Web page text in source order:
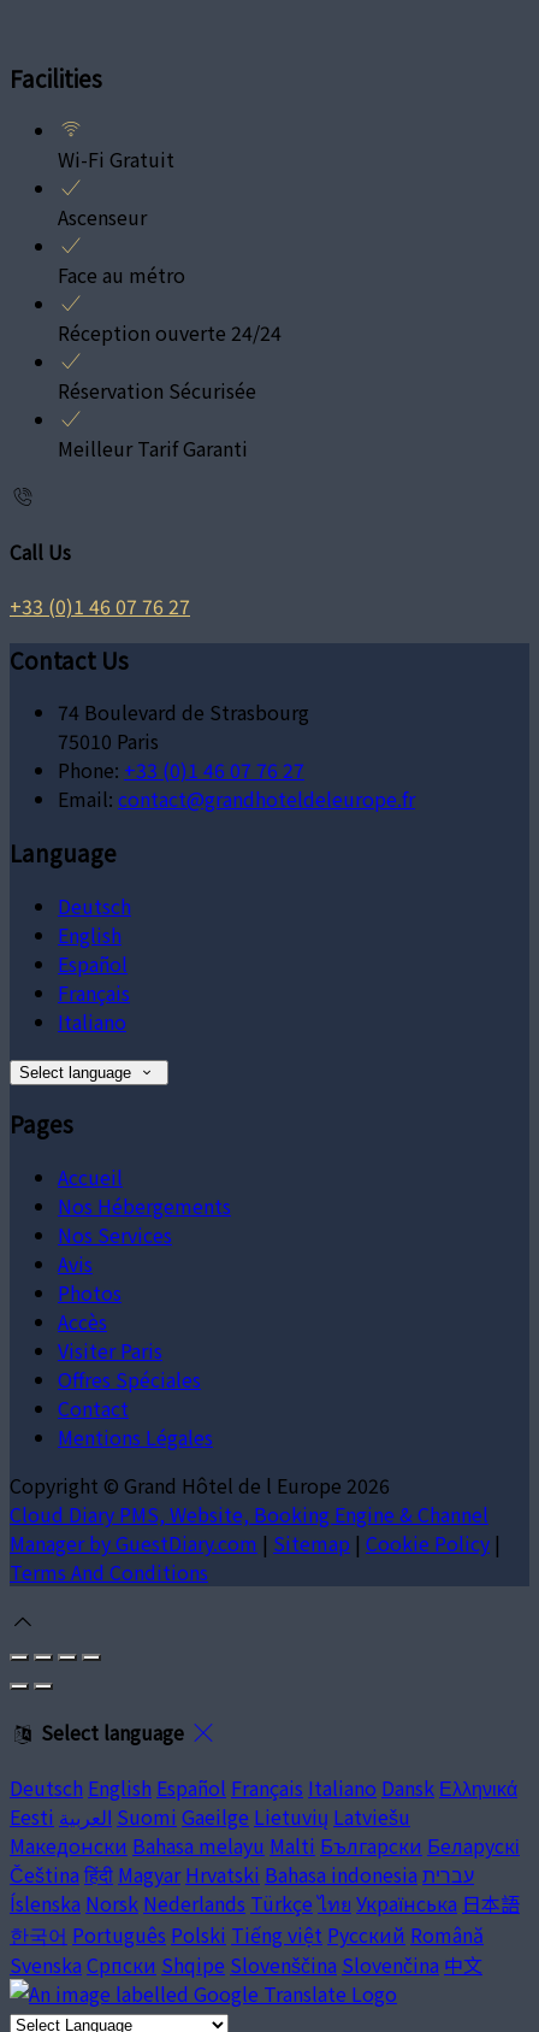
Facilities
Wi-Fi Gratuit
Ascenseur
Face au métro
Réception ouverte 24/24
Réservation Sécurisée
Meilleur Tarif Garanti
Call Us
+33 (0)1 46 07 76 27
Contact Us
74 Boulevard de Strasbourg
75010 Paris
Phone: +33 (0)1 46 07 76 27
Email: contact@grandhoteldeleurope.fr
Language
Deutsch
English
Español
Français
Italiano
Select language
Pages
Accueil
Nos Hébergements
Nos Services
Avis
Photos
Accès
Visiter Paris
Offres Spéciales
Contact
Mentions Légales
Copyright © Grand Hôtel de l Europe 2026
Cloud Diary PMS, Website, Booking Engine & Channel
Manager by GuestDiary.com | Sitemap | Cookie Policy |
Terms And Conditions
Select language
Deutsch English Español Français Italiano Dansk Ελληνικά
Eesti العربية Suomi Gaeilge Lietuvių Latviešu
Македонски Bahasa melayu Malti Български Беларускі
Čeština हिंदी Magyar Hrvatski Bahasa indonesia עברית
Íslenska Norsk Nederlands Türkçe ไทย Українська 日本語
한국어 Português Polski Tiếng việt Русский Română
Svenska Српски Shqipe Slovenščina Slovenčina 中文